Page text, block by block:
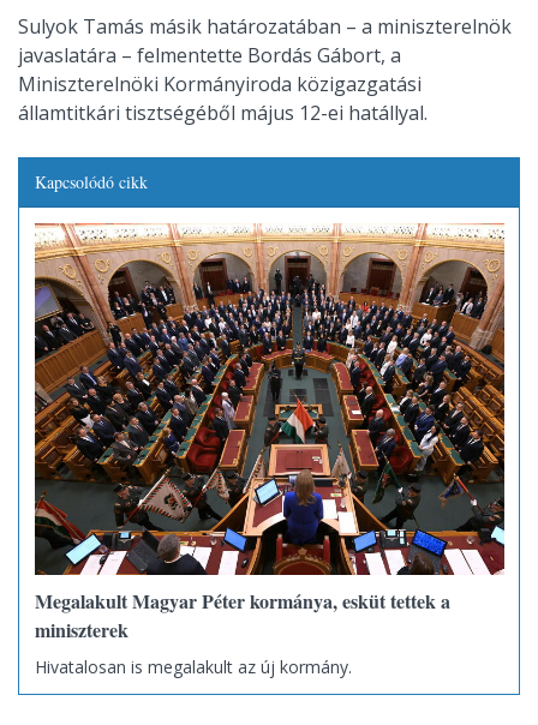
Sulyok Tamás másik határozatában – a miniszterelnök
javaslatára – felmentette Bordás Gábort, a
Miniszterelnöki Kormányiroda közigazgatási
államtitkári tisztségéből május 12-ei hatállyal.
Kapcsolódó cikk
Megalakult Magyar Péter kormánya, esküt tettek a
miniszterek
Hivatalosan is megalakult az új kormány.